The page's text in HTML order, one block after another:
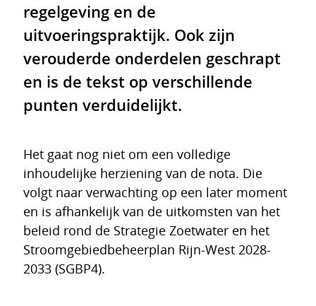
regelgeving en de
uitvoeringspraktijk. Ook zijn
verouderde onderdelen geschrapt
en is de tekst op verschillende
punten verduidelijkt.
Het gaat nog niet om een volledige
inhoudelijke herziening van de nota. Die
volgt naar verwachting op een later moment
en is afhankelijk van de uitkomsten van het
beleid rond de Strategie Zoetwater en het
Stroomgebiedbeheerplan Rijn-West 2028-
2033 (SGBP4).